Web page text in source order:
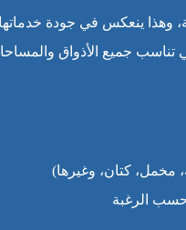
وهذا ينعكس في جودة
تناسب جميع الأذواق
مخمل، كتان، وغيرها)
حسب الرغبة